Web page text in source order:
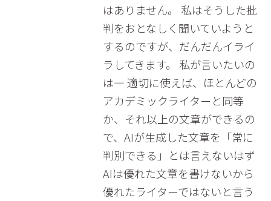
はありません。 私はそうした批
判をおとなしく聞いていようと
するのですが、だんだんイライ
ラしてきます。 私が言いたいの
は― 適切に使えば、ほとんどの
アカデミックライターと同等
か、それ以上の文章ができるの
で、AIが生成した文章を「常に
判別できる」とは言えないはず
AIは優れた文章を書けないから
優れたライターではないと言う